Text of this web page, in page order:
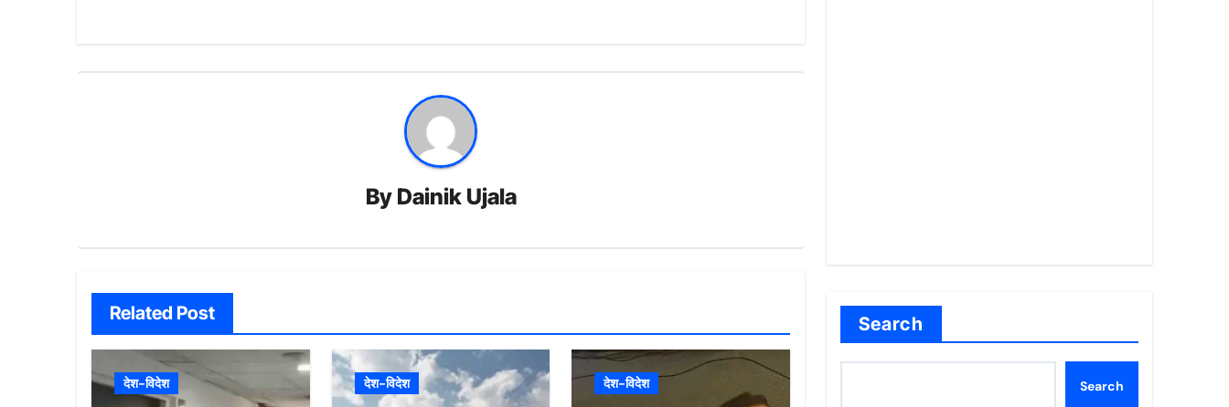
By Dainik Ujala
Related Post
देश-विदेश देश-विदेश देश-विदेश
Search
Search